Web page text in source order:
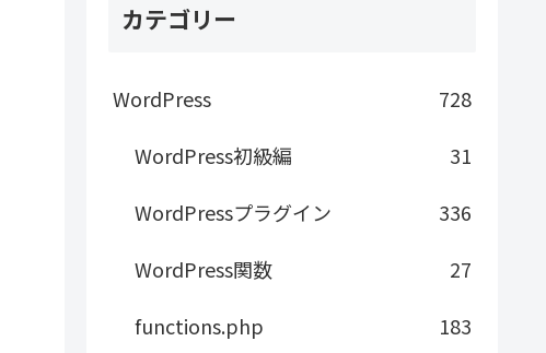
カテゴリー
WordPress
728
WordPress初級編
31
WordPressプラグイン
336
WordPress関数
27
functions.php
183